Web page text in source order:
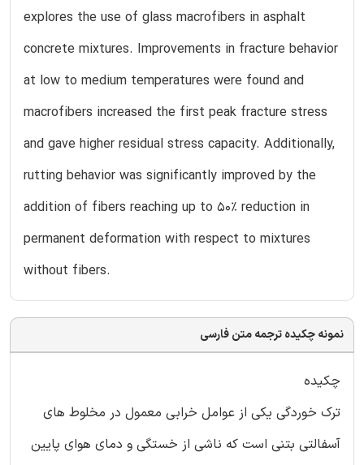
explores the use of glass macrofibers in asphalt
concrete mixtures. Improvements in fracture behavior
at low to medium temperatures were found and
macrofibers increased the first peak fracture stress
and gave higher residual stress capacity. Additionally,
rutting behavior was significantly improved by the
addition of fibers reaching up to 50% reduction in
permanent deformation with respect to mixtures
without fibers.
نمونه چکیده ترجمه متن فارسی
چکیده
ترک خوردگی یکی از عوامل خرابی معمول در مخلوط های
آسفالتی بتنی است که ناشی از خستگی و دمای هوای پایین